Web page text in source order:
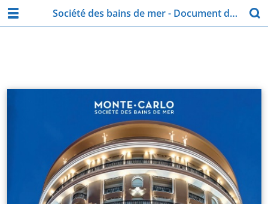
Société des bains de mer - Document de référence 2018